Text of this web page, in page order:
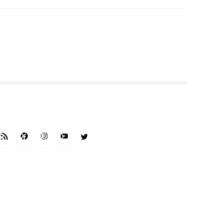
RSS FEEDFACEBOOK
INSTAGRAM
YOUTUBETWITTER